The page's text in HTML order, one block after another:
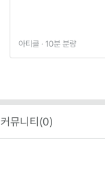
아티클 · 10분 분량
커뮤니티(0)